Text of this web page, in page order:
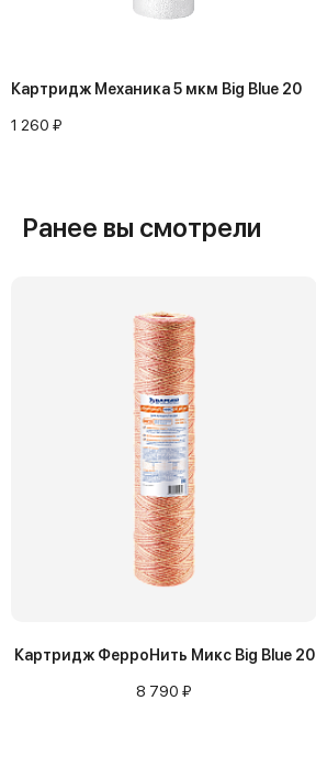
Картридж Механика 5 мкм Big Blue 20
1 260 ₽
Ранее вы смотрели
Картридж ФерроНить Микс Big Blue 20
8 790 ₽